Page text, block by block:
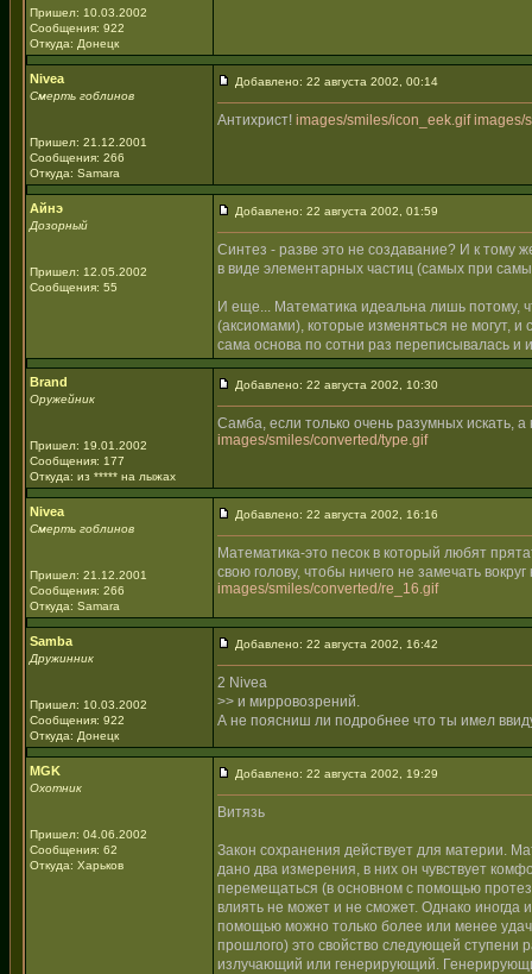
Пришел: 10.03.2002
Сообщения: 922
Откуда: Донецк
Nivea
Смерть гоблинов
Пришел: 21.12.2001
Сообщения: 266
Откуда: Samara
Добавлено: 22 августа 2002, 00:14
Антихрист! images/smiles/icon_eek.gif images/
Айнэ
Дозорный
Пришел: 12.05.2002
Сообщения: 55
Добавлено: 22 августа 2002, 01:59
Синтез - разве это не создавание? И к тому
в виде элементарных частиц (самых при
И еще... Математика идеальна лишь потому,
(аксиомами), которые изменяться не могут, и
сама основа по сотни раз переписывалась и
Brand
Оружейник
Пришел: 19.01.2002
Сообщения: 177
Откуда: из ***** на лыжах
Добавлено: 22 августа 2002, 10:30
Самба, если только очень разумных искать,
images/smiles/converted/type.gif
Nivea
Смерть гоблинов
Пришел: 21.12.2001
Сообщения: 266
Откуда: Samara
Добавлено: 22 августа 2002, 16:16
Математика-это песок в который любят
свою голову, чтобы ничего не замечать
images/smiles/converted/re_16.gif
Samba
Дружинник
Пришел: 10.03.2002
Сообщения: 922
Откуда: Донецк
Добавлено: 22 августа 2002, 16:42
2 Nivea
>> и мирровозрений.
А не поясниш ли подробнее что ты имел
MGK
Охотник
Пришел: 04.06.2002
Сообщения: 62
Откуда: Харьков
Добавлено: 22 августа 2002, 19:29
Витязь
Закон сохранения действует для материи.
дано два измерения, в них он чувствует
перемещаться (в основном с помощью
влиять не может и не сможет. Однако иногда
помощью можно только более или менее
прошлого) это свойство следующей ступени
излучающий или генерирующий.